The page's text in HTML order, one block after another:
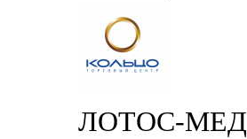
ЛОТОС-МЕД